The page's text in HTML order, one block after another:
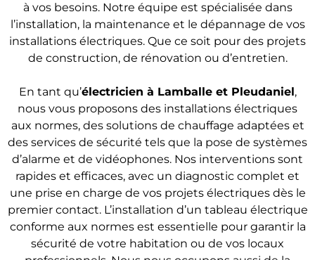
à vos besoins. Notre équipe est spécialisée dans
l’installation, la maintenance et le dépannage de vos
installations électriques. Que ce soit pour des projets
de construction, de rénovation ou d’entretien.
En tant qu’électricien à Lamballe et Pleudaniel,
nous vous proposons des installations électriques
aux normes, des solutions de chauffage adaptées et
des services de sécurité tels que la pose de systèmes
d’alarme et de vidéophones. Nos interventions sont
rapides et efficaces, avec un diagnostic complet et
une prise en charge de vos projets électriques dès le
premier contact. L’installation d’un tableau électrique
conforme aux normes est essentielle pour garantir la
sécurité de votre habitation ou de vos locaux